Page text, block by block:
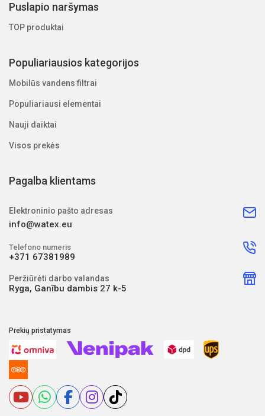
Puslapio naršymas
TOP produktai
Populiariausios kategorijos
Mobilūs vandens filtrai
Populiariausi elementai
Nauji daiktai
Visos prekės
Pagalba klientams
Elektroninio pašto adresas
info@watex.eu
Telefono numeris
+371 67381989
Peržiūrėti darbo valandas
Ryga, Ganību dambis 27 k-5
Prekių pristatymas